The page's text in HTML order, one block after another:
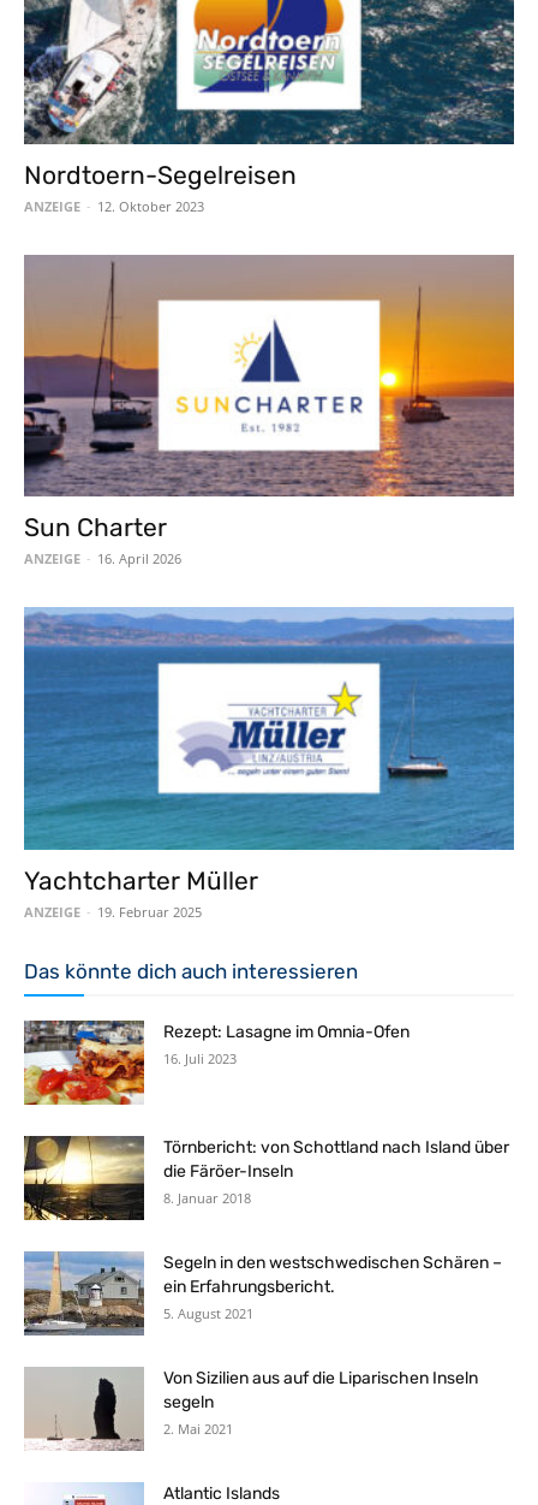
Nordtoern-Segelreisen
ANZEIGE - 12. Oktober 2023
Sun Charter
ANZEIGE - 16. April 2026
Yachtcharter Müller
ANZEIGE - 19. Februar 2025
Das könnte dich auch interessieren
Rezept: Lasagne im Omnia-Ofen
16. Juli 2023
Törnbericht: von Schottland nach Island über
die Färöer-Inseln
8. Januar 2018
Segeln in den westschwedischen Schären –
ein Erfahrungsbericht.
5. August 2021
Von Sizilien aus auf die Liparischen Inseln
segeln
2. Mai 2021
Atlantic Islands